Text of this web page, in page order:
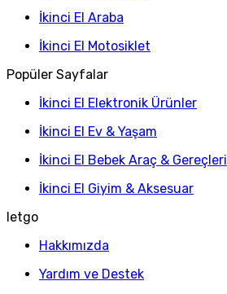
İkinci El Araba
İkinci El Motosiklet
Popüler Sayfalar
İkinci El Elektronik Ürünler
İkinci El Ev & Yaşam
İkinci El Bebek Araç & Gereçleri
İkinci El Giyim & Aksesuar
letgo
Hakkımızda
Yardım ve Destek